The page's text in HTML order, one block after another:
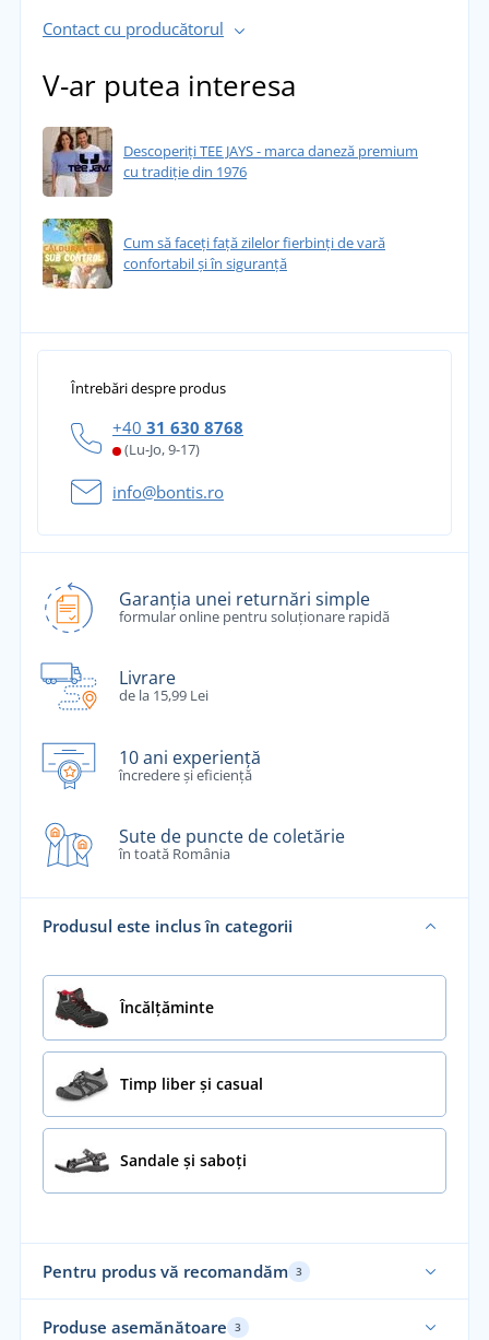
Contact cu producătorul
V-ar putea interesa
Descoperiți TEE JAYS - marca daneză premium
cu tradiție din 1976
Cum să faceți față zilelor fierbinți de vară
confortabil și în siguranță
Întrebări despre produs
+40 31 630 8768
(Lu-Jo, 9-17)
info@bontis.ro
Garanția unei returnări simple
formular online pentru soluționare rapidă
Livrare
de la 15,99 Lei
10 ani experiență
încredere și eficiență
Sute de puncte de coletărie
în toată România
Produsul este inclus în categorii
Încălţăminte
Timp liber și casual
Sandale și saboți
Pentru produs vă recomandăm 3
Produse asemănătoare 3